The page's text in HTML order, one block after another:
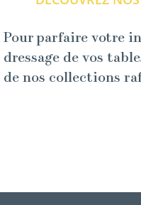
Pour parfaire votre
dressage de vos
de nos collections